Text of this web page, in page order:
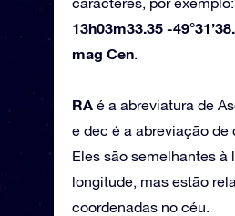
13h03m33.35 -
mag Cen.
RA é a abreviatura de
e dec é a abreviação de
Eles são semelhantes à
longitude, mas estão
coordenadas no céu.